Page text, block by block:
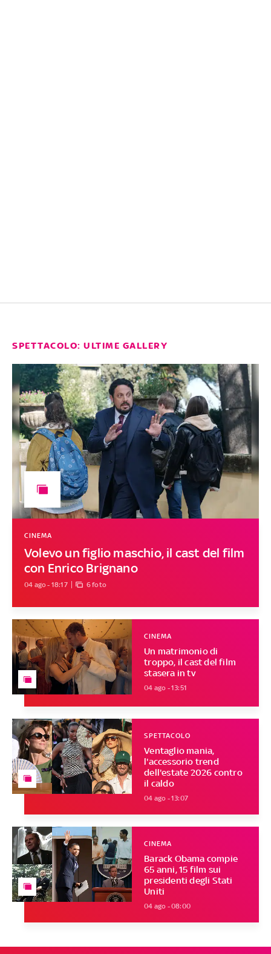
SPETTACOLO: ULTIME GALLERY
Volevo un figlio maschio, il cast del film
con Enrico Brignano
CINEMA
04 ago - 18:17 6 foto
Un matrimonio di
troppo, il cast del film
stasera in tv
CINEMA
04 ago - 13:51
Ventaglio mania,
l'accessorio trend
dell'estate 2026 contro
il caldo
SPETTACOLO
04 ago - 13:07
Barack Obama compie
65 anni, 15 film sui
presidenti degli Stati
Uniti
CINEMA
04 ago - 08:00